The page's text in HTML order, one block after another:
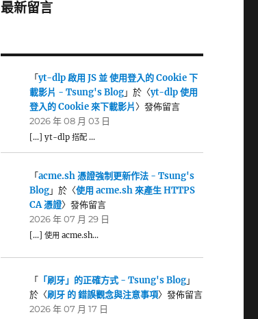
最新留言
「yt-dlp 啟用 JS 並 使用登入的 Cookie 下
載影片 - Tsung's Blog」於〈yt-dlp 使用
登入的 Cookie 來下載影片〉發佈留言
2026 年 08 月 03 日
[…] yt-dlp 搭配 …
「acme.sh 憑證強制更新作法 - Tsung's
Blog」於〈使用 acme.sh 來產生 HTTPS
CA 憑證〉發佈留言
2026 年 07 月 29 日
[…] 使用 acme.sh…
「 「刷牙」的正確方式 - Tsung's Blog」
於〈刷牙 的 錯誤觀念與注意事項〉發佈留言
2026 年 07 月 17 日